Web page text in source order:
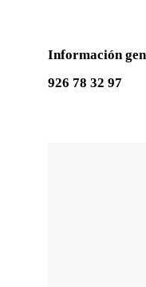
Información
926 78 32 97